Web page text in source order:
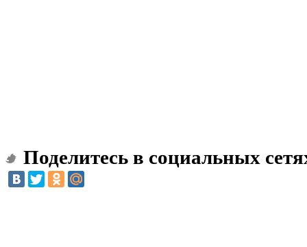
Поделитесь в социальных